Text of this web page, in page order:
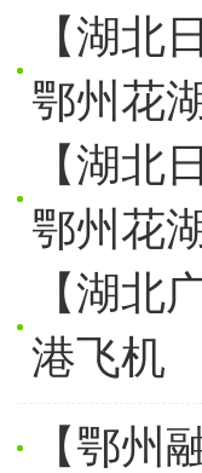
【湖北
鄂州花
【湖北
鄂州花
【湖北
港飞机
【鄂州